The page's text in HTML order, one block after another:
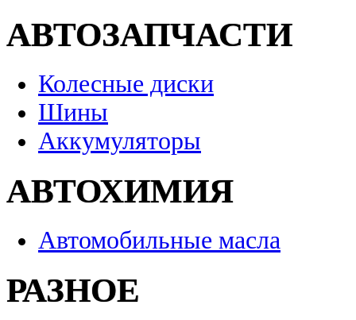
АВТОЗАПЧАСТИ
Колесные диски
Шины
Аккумуляторы
АВТОХИМИЯ
Автомобильные масла
РАЗНОЕ